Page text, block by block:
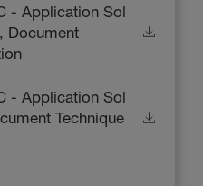
- Application Sol
Document
- Application Sol
Technique